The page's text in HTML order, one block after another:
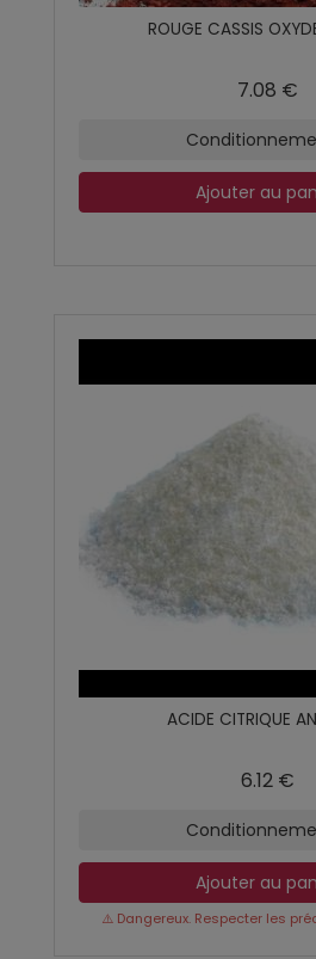
ROUGE CASSIS
7.08 €
Ajouter au
ACIDE CITRIQUE
6.12 €
Ajouter au
⚠️ Dangereux. Respecter les